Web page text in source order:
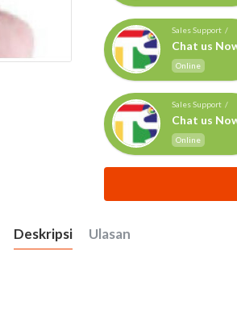
Sales Support /
Chat us
Online
Sales Support /
Chat us
Online
Deskripsi Ulasan